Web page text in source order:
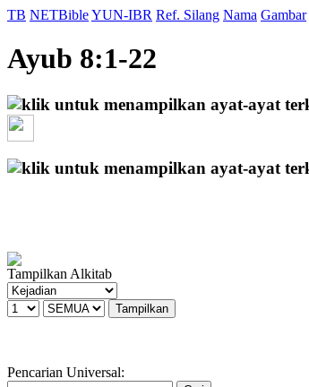
TB NETBibleYUN-IBR Ref. Silang Nama Gambar
Ayub 8:1-22
Tampilkan Alkitab
Pencarian Universal: